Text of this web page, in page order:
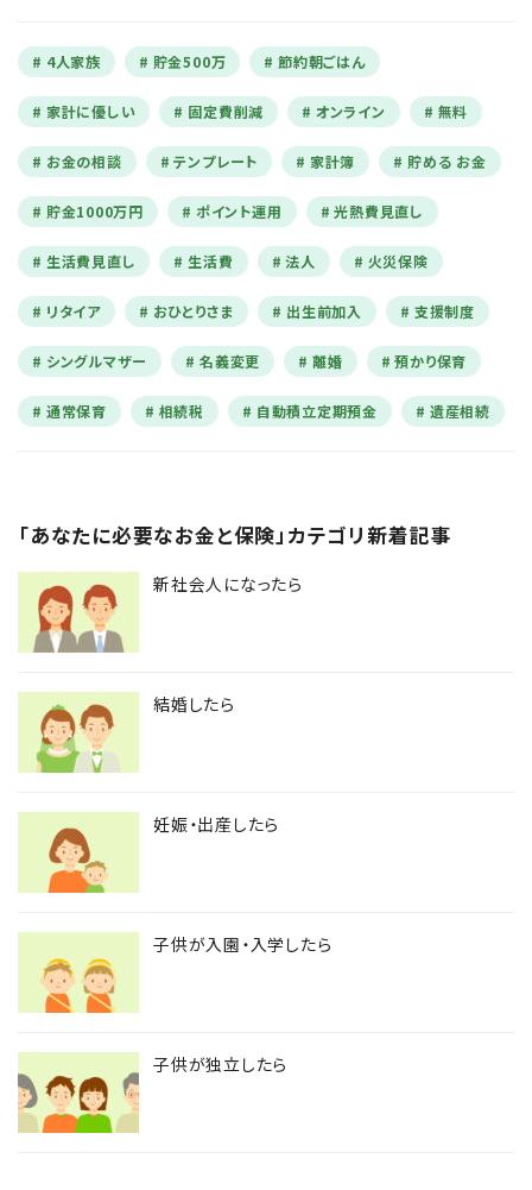
4人家族 貯金500万 節約朝ごはん
家計に優しい 固定費削減 オンライン 無料
お金の相談 テンプレート 家計簿 貯める お金
貯金1000万円 ポイント運用 光熱費見直し
生活費見直し 生活費 法人 火災保険
リタイア おひとりさま 出生前加入 支援制度
シングルマザー 名義変更 離婚 預かり保育
通常保育 相続税 自動積立定期預金 遺産相続
「あなたに必要なお金と保険」カテゴリ新着記事
新社会人になったら
結婚したら
妊娠・出産したら
子供が入園・入学したら
子供が独立したら